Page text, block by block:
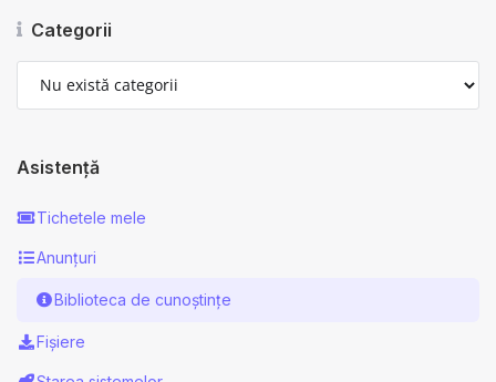
Categorii
Asistență
Tichetele mele
Anunțuri
Biblioteca de cunoștințe
Fișiere